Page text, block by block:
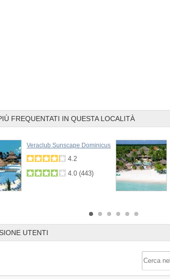
FREQUENTATI IN QUESTA LOCALITÀ
Veraclub Sunscape Dominicus
4.2
4.0 (443)
UTENTI